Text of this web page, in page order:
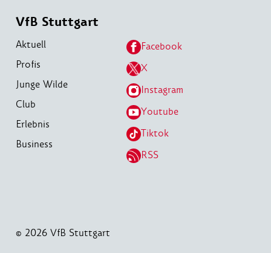
VfB Stuttgart
Aktuell
Profis
Junge Wilde
Club
Erlebnis
Business
Facebook
X
Instagram
Youtube
Tiktok
RSS
© 2026 VfB Stuttgart